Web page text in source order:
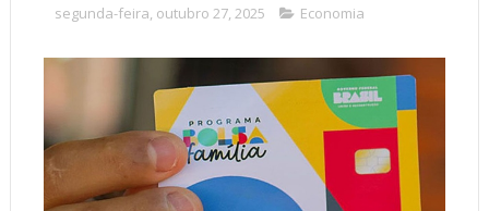
segunda-feira, outubro 27, 2025 Economia